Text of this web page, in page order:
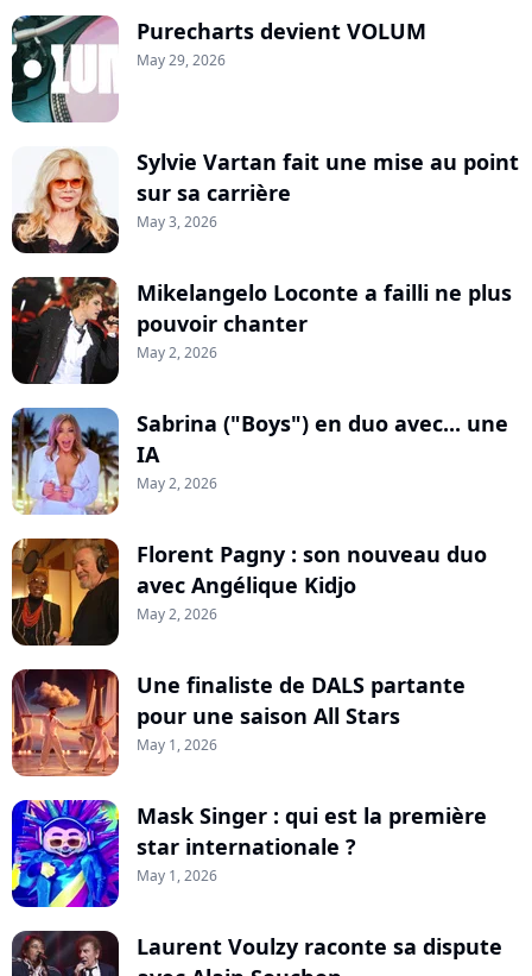
Purecharts devient VOLUM
May 29, 2026
Sylvie Vartan fait une mise au point
sur sa carrière
May 3, 2026
Mikelangelo Loconte a failli ne plus
pouvoir chanter
May 2, 2026
Sabrina ("Boys") en duo avec... une
IA
May 2, 2026
Florent Pagny : son nouveau duo
avec Angélique Kidjo
May 2, 2026
Une finaliste de DALS partante
pour une saison All Stars
May 1, 2026
Mask Singer : qui est la première
star internationale ?
May 1, 2026
Laurent Voulzy raconte sa dispute